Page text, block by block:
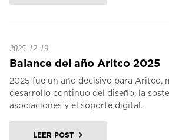
2025-12-19
Balance del año Aritco 2025
2025 fue un año decisivo para Aritco,
desarrollo continuo del diseño, la
asociaciones y el soporte digital.
LEER POST